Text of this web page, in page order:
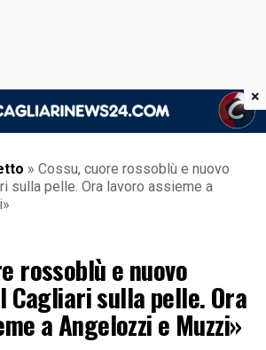
» Cossu, cuore rossoblù e nuovo
sulla pelle. Ora lavoro assieme a
rossoblù e nuovo
Cagliari sulla pelle. Ora
a Angelozzi e Muzzi»
×